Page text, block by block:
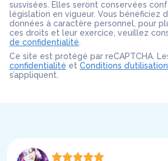
susvisées. Elles seront conservées
législation en vigueur. Vous bénéficiez
données à caractère personnel, pour
ces droits et leur exercice, veuillez
de confidentialité
Ce site est protégé par reCAPTCHA.
confidentialité et Conditions d’utilisation
s’appliquent.